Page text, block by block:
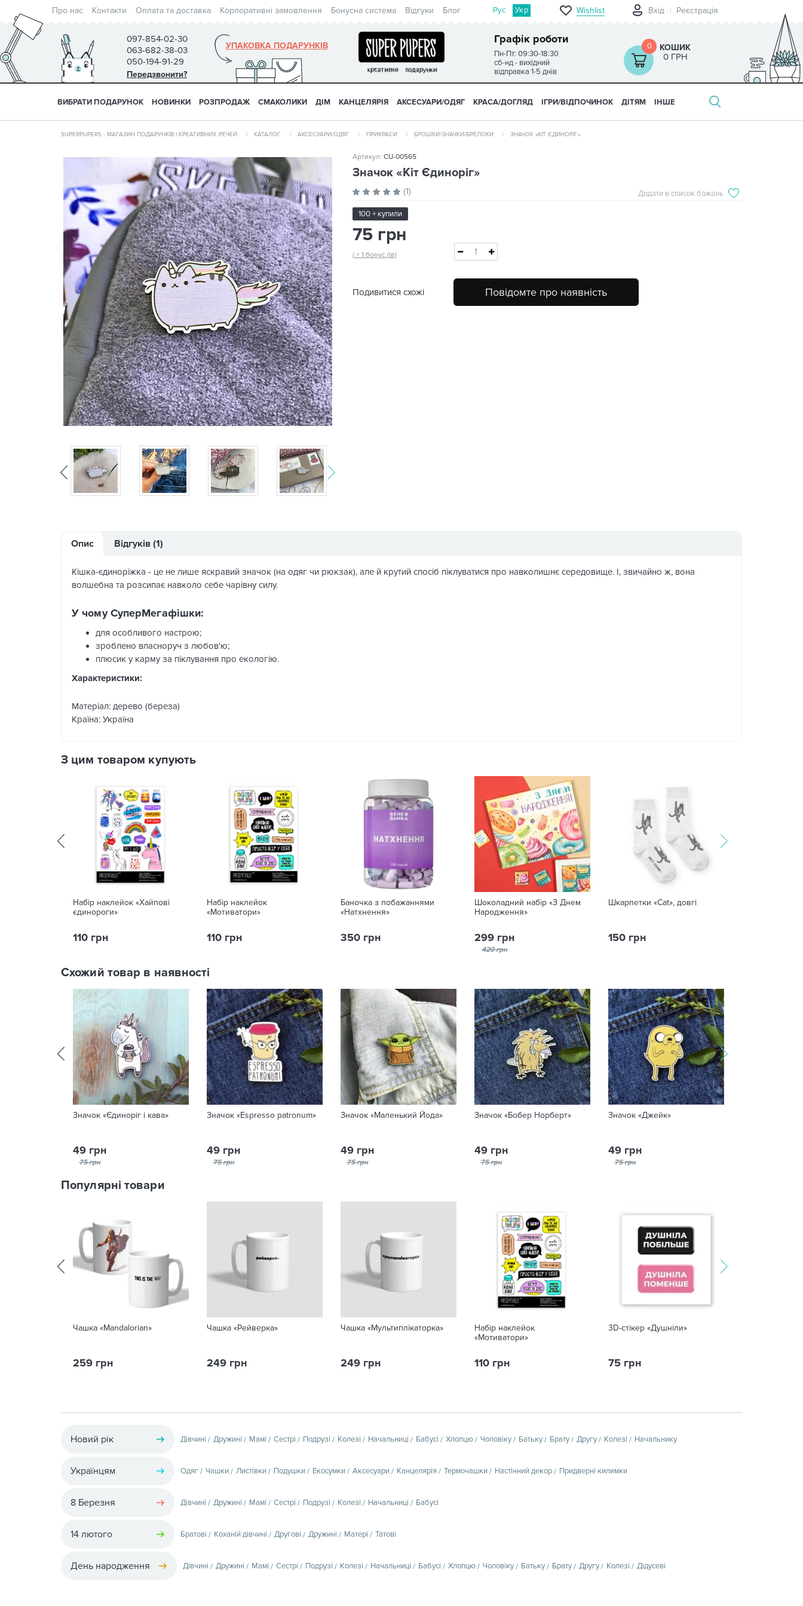
Про нас Контакти Оплата та доставка Корпоративні замовлення Бонусна система Відгуки Блог Рус Укр Wishlist Вхід Реєстрація
097-854-02-30
063-682-38-03
050-194-91-29
Передзвонити?
Графік роботи
Пн-Пт: 09:30-18:30
сб-нд - вихідний
відправка 1-5 днів
УПАКОВКА ПОДАРУНКІВ 0 КОШИК
0 ГРН
ВИБРАТИ ПОДАРУНОК НОВИНКИ РОЗПРОДАЖ СМАКОЛИКИ ДІМ КАНЦЕЛЯРІЯ АКСЕСУАРИ/ОДЯГ КРАСА/ДОГЛЯД ІГРИ/ВІДПОЧИНОК ДІТЯМ ІНШЕ
SUPERPUPERS - МАГАЗИН ПОДАРУНКІВ І КРЕАТИВНИХ РЕЧЕЙ КАТАЛОГ АКСЕСУАРИ/ОДЯГ ПРИКРАСИ БРОШКИ/ЗНАЧКИ/БРЕЛОКИ ЗНАЧОК «КІТ ЄДИНОРІГ»
Артикул: CU-00565
Значок «Кіт Єдиноріг»
(1) Додати в список бажань
100 + купили
75 грн
( + 1 бонус (ів)
Подивитися схожі Повідомте про наявність
Опис Відгуків (1)
Кішка-єдиноріжка - це не лише яскравий значок (на одяг чи рюкзак), але й крутий спосіб піклуватися про навколишнє середовище. І, звичайно ж, вона
волшебна та розсипає навколо себе чарівну силу.
У чому СуперМегафішки:
для особливого настрою;
зроблено власноруч з любов'ю;
плюсик у карму за піклування про екологію.
Характеристики:
Матеріал: дерево (береза)
Країна: Україна
З цим товаром купують
Набір наклейок «Хайпові
єдинороги»
110 грн
Набір наклейок
«Мотиватори»
110 грн
Баночка з побажаннями
«Натхнення»
350 грн
Шоколадний набір «З Днем
Народження»
299 грн
420 грн
Шкарпетки «Cat», довгі
150 грн
Схожий товар в наявності
Значок «Єдиноріг і кава»
49 грн
75 грн
Значок «Espresso patronum»
49 грн
75 грн
Значок «Маленький Йода»
49 грн
75 грн
Значок «Бобер Норберт»
49 грн
75 грн
Значок «Джейк»
49 грн
75 грн
Популярні товари
Чашка «Mandalorian»
259 грн
Чашка «Рейверка»
249 грн
Чашка «Мультиплікаторка»
249 грн
Набір наклейок
«Мотиватори»
110 грн
3D-стікер «Душніли»
75 грн
Новий рік Дівчині Дружині Мамі Сестрі Подрузі Колезі Начальниці Бабусі Хлопцю Чоловіку Батьку Брату Другу Колезі Начальнику
Українцям Одяг Чашки Листівки Подушки Екосумки Аксесуари Канцелярія Термочашки Настінний декор Придверні килимки
8 Березня Дівчині Дружині Мамі Сестрі Подрузі Колезі Начальниці Бабусі
14 лютого Братові Коханій дівчині Другові Дружині Матері Татові
День народження Дівчині Дружині Мамі Сестрі Подрузі Колезі Начальниці Бабусі Хлопцю Чоловіку Батьку Брату Другу Колезі Дідусеві